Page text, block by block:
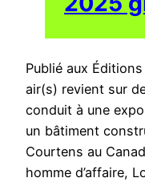
Publié aux
air(s) revient sur
conduit à une
un bâtiment
Courtens au
homme d’affaire,